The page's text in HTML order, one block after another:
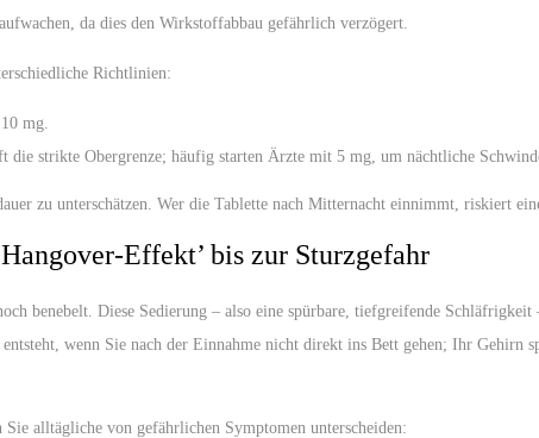
da dies den Wirkstoffabbau gefährlich verzögert.
Richtlinien:
mg.
strikte Obergrenze; häufig starten Ärzte mit 5 mg, um nächtliche
zu unterschätzen. Wer die Tablette nach Mitternacht einnimmt, riskiert
Effekt’ bis zur Sturzgefahr
benebelt. Diese Sedierung – also eine spürbare, tiefgreifende
wenn Sie nach der Einnahme nicht direkt ins Bett gehen; Ihr Gehirn
alltägliche von gefährlichen Symptomen unterscheiden: